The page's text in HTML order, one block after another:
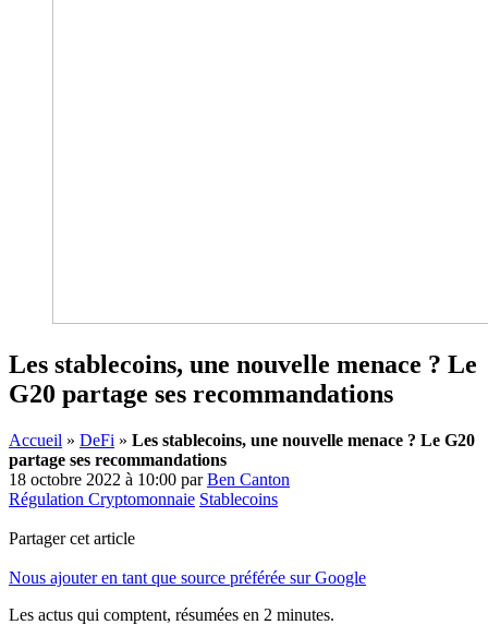
Les stablecoins, une nouvelle menace ? Le
G20 partage ses recommandations
Accueil » DeFi » Les stablecoins, une nouvelle menace ? Le G20
partage ses recommandations
18 octobre 2022 à 10:00 parBen Canton
Régulation Cryptomonnaie Stablecoins
Partager cet article
Nous ajouter en tant que source préférée sur Google
Les actus qui comptent, résumées en 2 minutes.